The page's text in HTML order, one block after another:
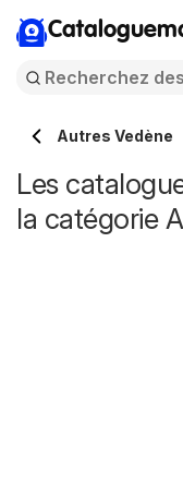
Autres Vedène
Les
la catégorie